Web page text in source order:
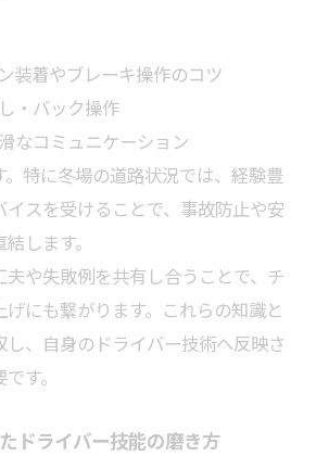
リア安定の両立方法
技能向上で目指す安全運転生活
定に繋がる運転技術向上法
を両立するドライバーの工夫
役立つ技能向上ポイント
のキャリア形成と安全意識
装着やブレーキ操作のコツ
・バック操作
なコミュニケーション
。特に冬場の道路状況では、経験豊
スを受けることで、事故防止や安
します。
や失敗例を共有し合うことで、チ
にも繋がります。これらの知識と
、自身のドライバー技術へ反映さ
す。
ドライバー技能の磨き方